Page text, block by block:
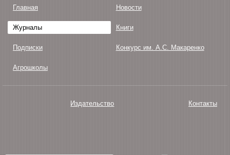
Главная Новости
Журналы Книги
Подписки Конкурс им. А.С. Макаренко
Агрошколы
Издательство Контакты